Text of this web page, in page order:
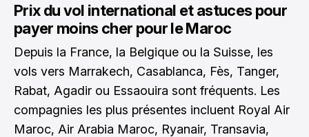
Prix du vol international et astuces pour
payer moins cher pour le Maroc
Depuis la France, la Belgique ou la Suisse, les
vols vers Marrakech, Casablanca, Fès, Tanger,
Rabat, Agadir ou Essaouira sont fréquents. Les
compagnies les plus présentes incluent Royal Air
Maroc, Air Arabia Maroc, Ryanair, Transavia,